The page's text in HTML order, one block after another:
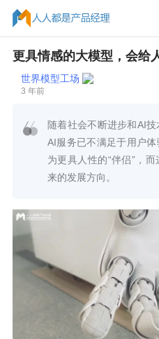
更具情感的大模型，会给
世界模型工场
3 年前
随着社会不断进步和AI
AI服务已不满足于用户
为更具人性的“伴侣”，
来的发展方向。